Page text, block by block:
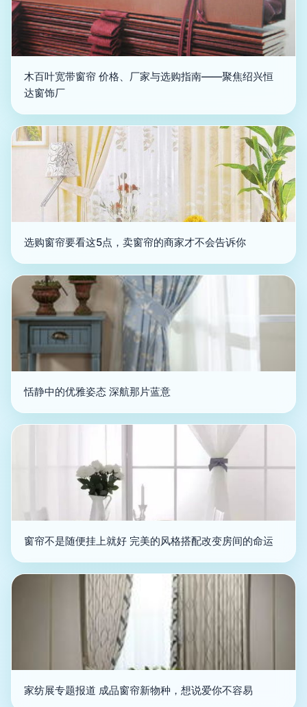
木百叶宽带窗帘 价格、厂家与选购指南——聚焦绍兴恒
达窗饰厂
选购窗帘要看这5点，卖窗帘的商家才不会告诉你
恬静中的优雅姿态 深航那片蓝意
窗帘不是随便挂上就好 完美的风格搭配改变房间的命运
家纺展专题报道 成品窗帘新物种，想说爱你不容易